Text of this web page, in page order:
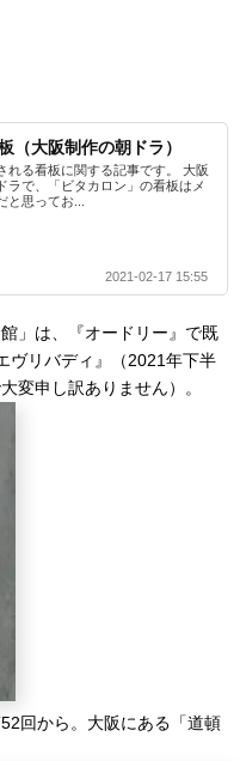
（大阪制作の朝ドラ）
れる看板に関する記事です。 大阪
ラで、「ビタカロン」の看板はメ
と思ってお...
2021-02-17 15:55
」は、『オードリー』で既
ヴリバディ』（2021年下半
変申し訳ありません）。
回から。大阪にある「道頓